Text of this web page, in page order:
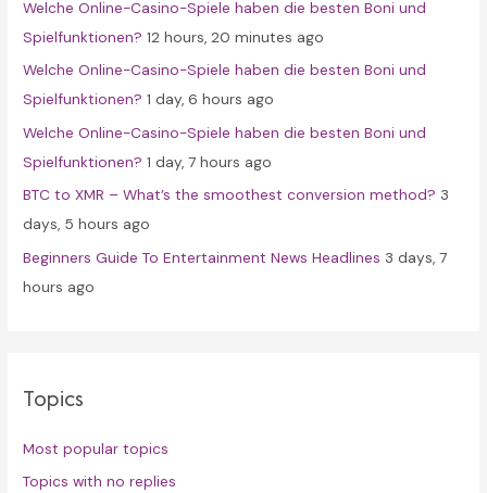
o
r
:
Welche Online-Casino-Spiele haben die besten Boni und
Spielfunktionen? 12 hours, 20 minutes ago
Welche Online-Casino-Spiele haben die besten Boni und
Spielfunktionen? 1 day, 6 hours ago
Welche Online-Casino-Spiele haben die besten Boni und
Spielfunktionen? 1 day, 7 hours ago
BTC to XMR – What’s the smoothest conversion method? 3
days, 5 hours ago
Beginners Guide To Entertainment News Headlines 3 days, 7
hours ago
Topics
Most popular topics
Topics with no replies